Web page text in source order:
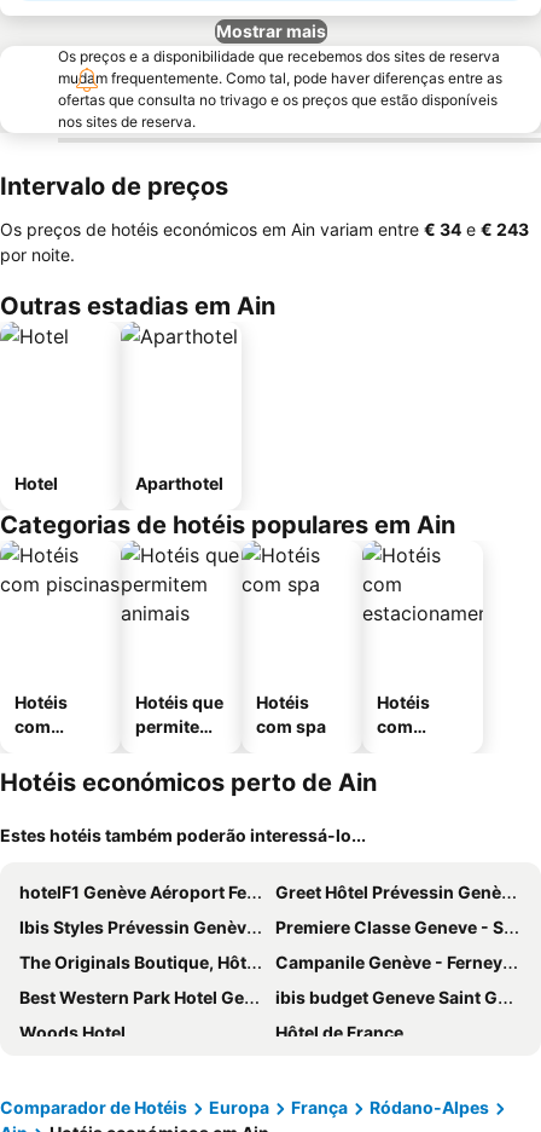
Mostrar mais
Os preços e a disponibilidade que recebemos dos sites de reserva
mudam frequentemente. Como tal, pode haver diferenças entre as
ofertas que consulta no trivago e os preços que estão disponíveis
nos sites de reserva.
Intervalo de preços
Os preços de hotéis económicos em Ain variam entre ‎€ 34 e ‎€ 243
por noite.
Outras estadias em Ain
Hotel Aparthotel
Categorias de hotéis populares em Ain
Hotéis
com
Hotéis que
permitem
Hotéis
com spa
Hotéis
com
Hotéis económicos perto de Ain
Estes hotéis também poderão interessá-lo...
hotelF1 Genève Aéroport Ferney
Greet Hôtel Prévessin Genève Aéroport
Ibis Styles Prévessin Genève Aéroport
Premiere Classe Geneve - Saint Genis Pouilly
The Originals Boutique, Hôtel Le Pillebois, Bourg-en-Bresse Nord
Campanile Genève - Ferney-Voltaire
Best Western Park Hotel Geneve-Thoiry
ibis budget Geneve Saint Genis Pouilly
Woods Hotel
Hôtel de France
Zenitude Swiss Apparthotels
Kyriad Genève St-Genis-Pouilly
Comparador de Hotéis Europa França
Ródano-Alpes